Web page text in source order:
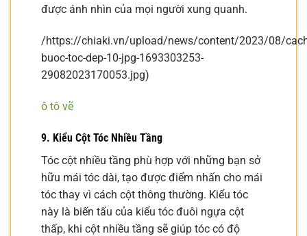
được ánh nhìn của mọi người xung quanh.
/https://chiaki.vn/upload/news/content/2023/08/
buoc-toc-dep-10-jpg-1693303253-
29082023170053.jpg)
ô tô vẽ
9. Kiểu Cột Tóc Nhiều Tầng
Tóc cột nhiều tầng phù hợp với những bạn sở
hữu mái tóc dài, tạo được điểm nhấn cho mái
tóc thay vì cách cột thông thường. Kiểu tóc
này là biến tấu của kiểu tóc đuôi ngựa cột
thấp, khi cột nhiều tầng sẽ giúp tóc có độ